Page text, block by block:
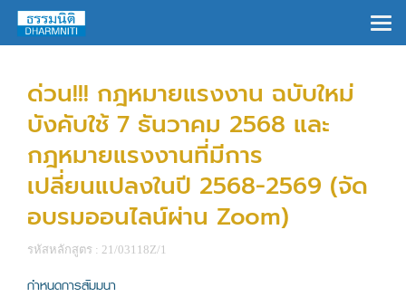
ด่วน!!! กฎหมายแรงงาน ฉบับใหม่
บังคับใช้ 7 ธันวาคม 2568 และ
กฎหมายแรงงานที่มีการ
เปลี่ยนแปลงในปี 2568-2569 (จัด
อบรมออนไลน์ผ่าน Zoom)
รหัสหลักสูตร : 21/03118Z/1
กำหนดการสัมมนา
×